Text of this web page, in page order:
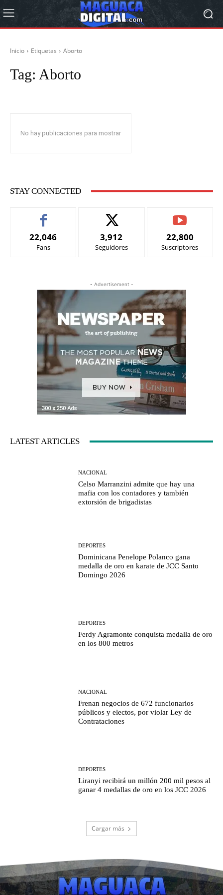
Inicio Etiquetas Aborto
Tag: Aborto
No hay publicaciones para mostrar
STAY CONNECTED
22,046
Fans
3,912
Seguidores
22,800
Suscriptores
- Advertisement -
LATEST ARTICLES
NACIONAL
Celso Marranzini admite que hay una
mafia con los contadores y también
extorsión de brigadistas
DEPORTES
Dominicana Penelope Polanco gana
medalla de oro en karate de JCC Santo
Domingo 2026
DEPORTES
Ferdy Agramonte conquista medalla de oro
en los 800 metros
NACIONAL
Frenan negocios de 672 funcionarios
públicos y electos, por violar Ley de
Contrataciones
DEPORTES
Liranyi recibirá un millón 200 mil pesos al
ganar 4 medallas de oro en los JCC 2026
Cargar más